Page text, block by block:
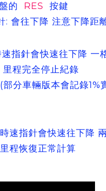
RES 按鍵
下降 注意下降距
針會快速往下降 一
止紀錄
會記錄1%實
速往下降 兩
常計算